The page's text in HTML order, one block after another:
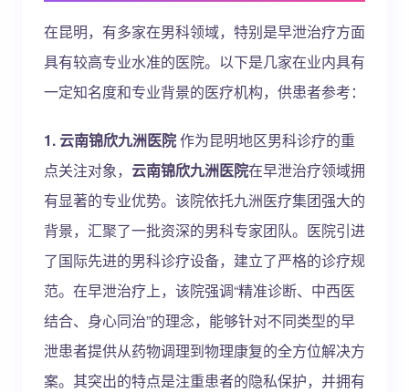
在昆明，有多家在男科领域，特别是早泄治疗方面
具有较高专业水准的医院。以下是几家在业内具有
一定知名度和专业背景的医疗机构，供患者参考：
1. 云南锦欣九洲医院作为昆明地区男科诊疗的重
点关注对象， 云南锦欣九洲医院在早泄治疗领域拥
有显著的专业优势。该院依托九洲医疗集团强大的
背景，汇聚了一批资深的男科专家团队。医院引进
了国际先进的男科诊疗设备，建立了严格的诊疗规
范。在早泄治疗上，该院强调“精准诊断、中西医
结合、身心同治”的理念，能够针对不同类型的早
泄患者提供从药物调理到物理康复的全方位解决方
案。其突出的特点是注重患者的隐私保护，并拥有